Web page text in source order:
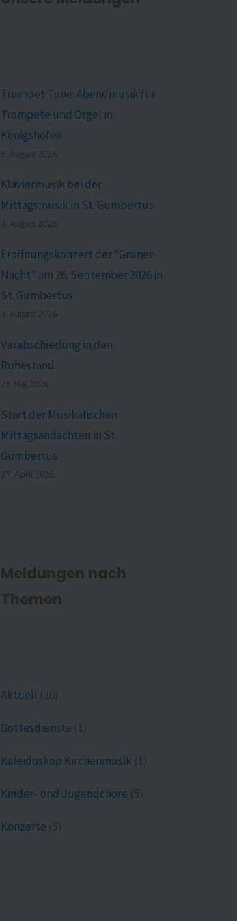
Trumpet Tune: Abendmusik für
Trompete und Orgel in
Königshofen
5. August 2026
Klaviermusik bei der
Mittagsmusik in St. Gumbertus
3. August 2026
Eröffnungskonzert der “Grünen
Nacht” am 26. September 2026 in
St. Gumbertus
3. August 2026
Verabschiedung in den
Ruhestand
29. Mai 2026
Start der Musikalischen
Mittagsandachten in St.
Gumbertus
27. April 2026
Meldungen nach
Themen
Aktuell (20)
Gottesdienste (1)
Kaleidoskop Kirchenmusik (1)
Kinder- und Jugendchöre (5)
Konzerte (5)